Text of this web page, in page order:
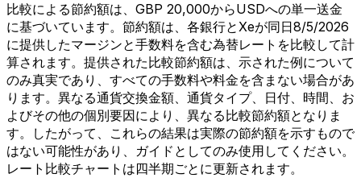
比較による節約額は、GBP 20,000からUSDへの単一送金
に基づいています。節約額は、各銀行とXeが同日8/5/2026
に提供したマージンと手数料を含む為替レートを比較して計
算されます。提供された比較節約額は、示された例について
のみ真実であり、すべての手数料や料金を含まない場合があ
ります。異なる通貨交換金額、通貨タイプ、日付、時間、お
よびその他の個別要因により、異なる比較節約額となりま
す。したがって、これらの結果は実際の節約額を示すもので
はない可能性があり、ガイドとしてのみ使用してください。
レート比較チャートは四半期ごとに更新されます。